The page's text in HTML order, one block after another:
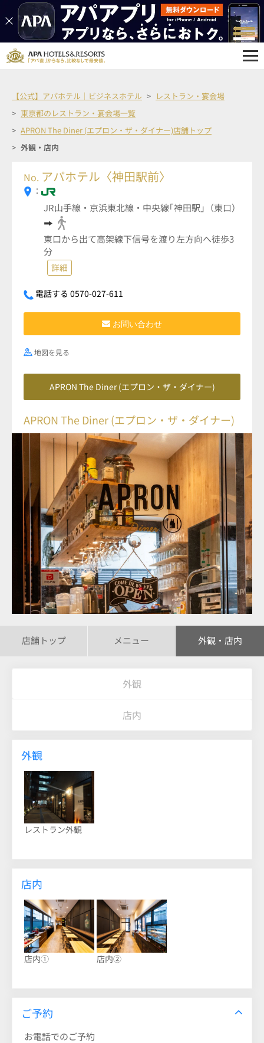
【公式】アパホテル｜ビジネスホテル
レストラン・宴会場
東京都のレストラン・宴会場一覧
APRON The Diner (エプロン・ザ・ダイナー)店舗トップ
外観・店内
No. アパホテル〈神田駅前〉
：
JR山手線・京浜東北線・中央線｢神田駅｣（東口）
東口から出て高架線下信号を渡り左方向へ徒歩3
分
詳細
電話する 0570-027-611
お問い合わせ
地図を見る
APRON The Diner (エプロン・ザ・ダイナー)
APRON The Diner (エプロン・ザ・ダイナー)
店舗トップ メニュー 外観・店内
外観
店内
外観
レストラン外観
店内
店内① 店内②
ご予約
お電話でのご予約